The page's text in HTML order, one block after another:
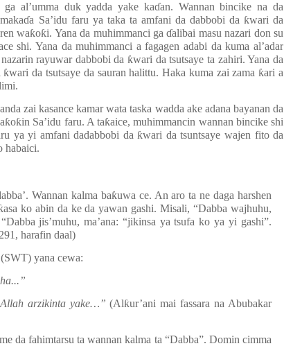
al’umma duk yadda yake kaɗan. Wannan bincike na da
ɗa Sa’idu faru ya taka ta amfani da dabbobi da ƙwari da
waƙoƙi. Yana da muhimmanci gaɗalibai masu nazari don su
shi. Yana da muhimmanci a fagagen adabi da kuma al’adar
rayuwar dabbobi da ƙwari da tsutsaye ta zahiri. Yana da
ƙwari da tsutsaye da sauran halittu. Haka kuma zai zama ƙari a
zai kasance kamar wata taska wadda ake adana bayanan da
ƙoƙin Sa’idu faru. A taƙaice, muhimmancin wannan bincike shi
ya yi amfani dadabbobi da ƙwari da tsuntsaye wajen fito da
habaici.
Wannan kalma baƙuwa ce. An aro ta ne daga harshen
asa ko abin da ke da yawan gashi. Misali, “Dabba wajhuhu,
jis’muhu, ma’ana: “jikinsa ya tsufa ko ya yi gashi”.
harafin daal)
yana cewa:
Allah arzikinta yake…”(Alƙur’ani mai fassara na Abubakar
da fahimtarsu ta wannan kalma ta “Dabba”. Domin cimma